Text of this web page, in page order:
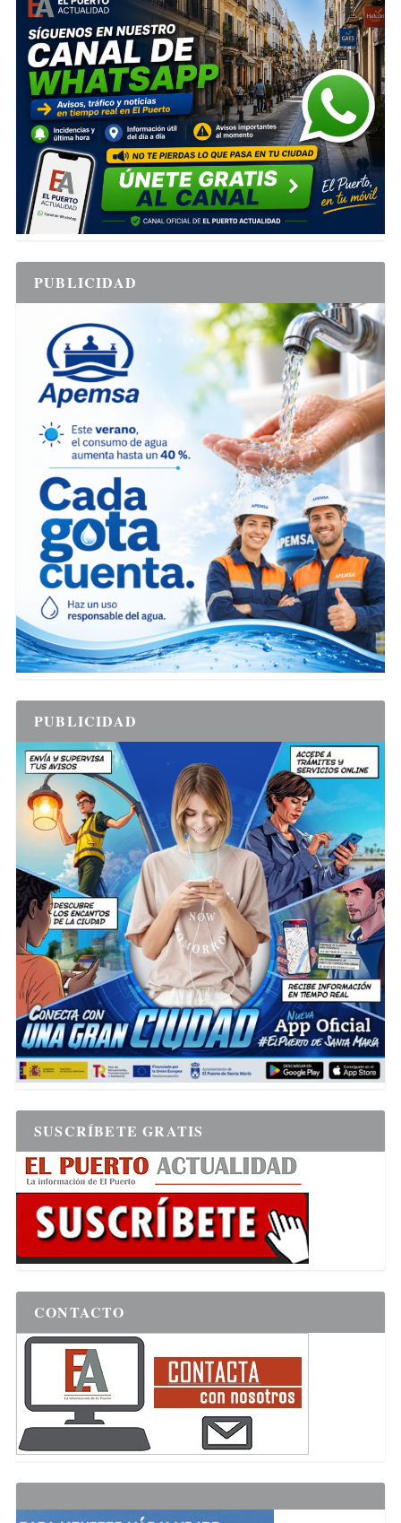
PUBLICIDAD
PUBLICIDAD
SUSCRÍBETE GRATIS
CONTACTO